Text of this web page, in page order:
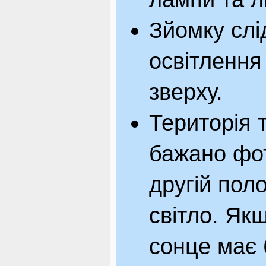
Зйомку
зверху.
Територія
бажано
другій
світло.
сонце має